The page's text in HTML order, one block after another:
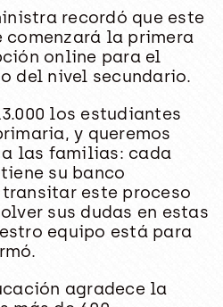
recordó que este
comenzará la primera
online para el
del nivel secundario.
los estudiantes
y queremos
las familias: cada
su banco
transitar este proceso
sus dudas en estas
equipo está para
agradece la